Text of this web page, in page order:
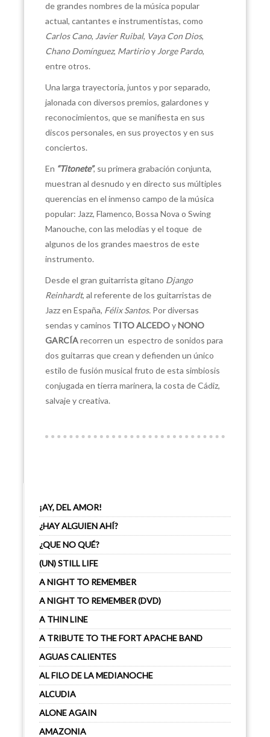
de grandes nombres de la música popular
actual, cantantes e instrumentistas, como
Carlos Cano, Javier Ruibal, Vaya Con Dios,
Chano Domínguez, Martirioy Jorge Pardo,
entre otros.
Una larga trayectoria, juntos y por separado,
jalonada con diversos premios, galardones y
reconocimientos, que se manifiesta en sus
discos personales, en sus proyectos y en sus
conciertos.
En “Titonete”, su primera grabación conjunta,
muestran al desnudo y en directo sus múltiples
querencias en el inmenso campo de la música
popular: Jazz, Flamenco, Bossa Nova o Swing
Manouche, con las melodías y el toque de
algunos de los grandes maestros de este
instrumento.
Desde el gran guitarrista gitano Django
Reinhardt, al referente de los guitarristas de
Jazz en España, Félix Santos. Por diversas
sendas y caminos TITO ALCEDOyNONO
GARCÍArecorren un espectro de sonidos para
dos guitarras que crean y defienden un único
estilo de fusión musical fruto de esta simbiosis
conjugada en tierra marinera, la costa de Cádiz,
salvaje y creativa.
¡AY, DEL AMOR!
¿HAY ALGUIEN AHÍ?
¿QUE NO QUÉ?
(UN) STILL LIFE
A NIGHT TO REMEMBER
A NIGHT TO REMEMBER (DVD)
A THIN LINE
A TRIBUTE TO THE FORT APACHE BAND
AGUAS CALIENTES
AL FILO DE LA MEDIANOCHE
ALCUDIA
ALONE AGAIN
AMAZONIA